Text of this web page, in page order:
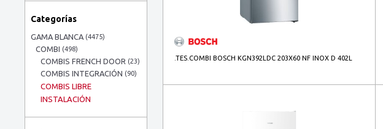
Categorías
GAMA BLANCA (4475)
COMBI (498)
COMBIS FRENCH DOOR (23)
COMBIS INTEGRACIÓN (90)
COMBIS LIBRE
INSTALACIÓN
.TES.COMBI BOSCH KGN392LDC 203X60 NF INOX D 402L